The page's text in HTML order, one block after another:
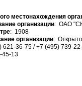
местонахождения
организации: ОАО
: 1908
организации:
621-36-75 / +7 (495) 739-
45-13